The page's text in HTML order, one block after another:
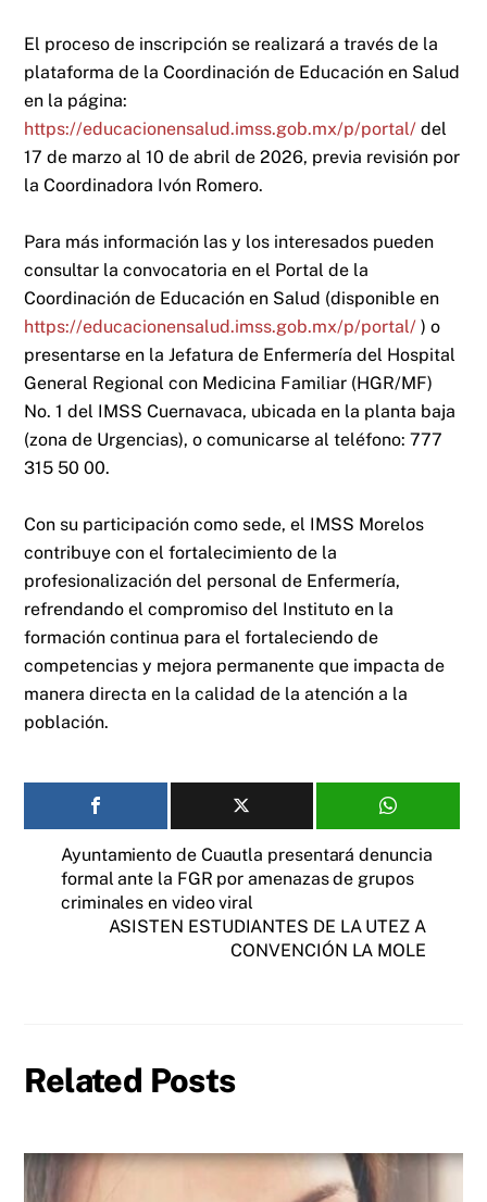
El proceso de inscripción se realizará a través de la
plataforma de la Coordinación de Educación en Salud
en la página:
https://educacionensalud.imss.gob.mx/p/portal/ del
17 de marzo al 10 de abril de 2026, previa revisión por
la Coordinadora Ivón Romero.
Para más información las y los interesados pueden
consultar la convocatoria en el Portal de la
Coordinación de Educación en Salud (disponible en
https://educacionensalud.imss.gob.mx/p/portal/ ) o
presentarse en la Jefatura de Enfermería del Hospital
General Regional con Medicina Familiar (HGR/MF)
No. 1 del IMSS Cuernavaca, ubicada en la planta baja
(zona de Urgencias), o comunicarse al teléfono: 777
315 50 00.
Con su participación como sede, el IMSS Morelos
contribuye con el fortalecimiento de la
profesionalización del personal de Enfermería,
refrendando el compromiso del Instituto en la
formación continua para el fortaleciendo de
competencias y mejora permanente que impacta de
manera directa en la calidad de la atención a la
población.
Ayuntamiento de Cuautla presentará denuncia
formal ante la FGR por amenazas de grupos
criminales en video viral
ASISTEN ESTUDIANTES DE LA UTEZ A
CONVENCIÓN LA MOLE
Related Posts